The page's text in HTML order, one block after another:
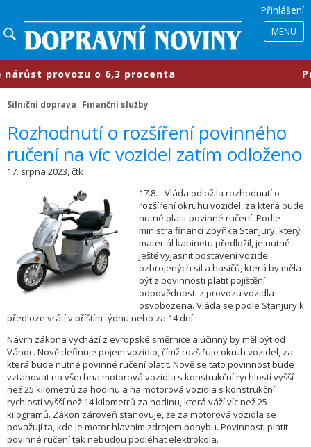
Přihlášení
MENU
provozu o 6,3 procenta
Silniční doprava Finanční služby
​Rozhodnutí o rozšíření povinného
ručení na víc vozidel zatím odloženo
17. srpna 2023, čtk
17.8. - Vláda odložila rozhodnutí o
rozšíření okruhu vozidel, za která bude
nutné platit povinné ručení. Podle
ministra financí Zbyňka Stanjury, který
materiál kabinetu předložil, je nutné
ještě vyjasnit postavení vozidel
ozbrojených sil a hasičů, která by měla
být z povinnosti platit pojištění
odpovědnosti z provozu vozidla
osvobozena. Vláda se podle Stanjury k
předloze vrátí v příštím týdnu nebo za 14 dní.
Návrh zákona vychází z evropské směrnice a účinný by měl být od
Vánoc. Nově definuje pojem vozidlo, čímž rozšiřuje okruh vozidel, za
která bude nutné povinné ručení platit. Nově se tato povinnost bude
vztahovat na všechna motorová vozidla s konstrukční rychlostí vyšší
než 25 kilometrů za hodinu a na motorová vozidla s konstrukční
rychlostí vyšší než 14 kilometrů za hodinu, která váží víc než 25
kilogramů. Zákon zároveň stanovuje, že za motorová vozidla se
považují ta, kde je motor hlavním zdrojem pohybu. Povinnosti platit
povinné ručení tak nebudou podléhat elektrokola.